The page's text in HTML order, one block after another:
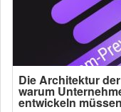
Die Architektur
warum
entwickeln müssen